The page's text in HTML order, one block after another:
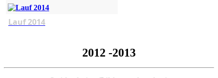
Lauf 2014
2012 -2013